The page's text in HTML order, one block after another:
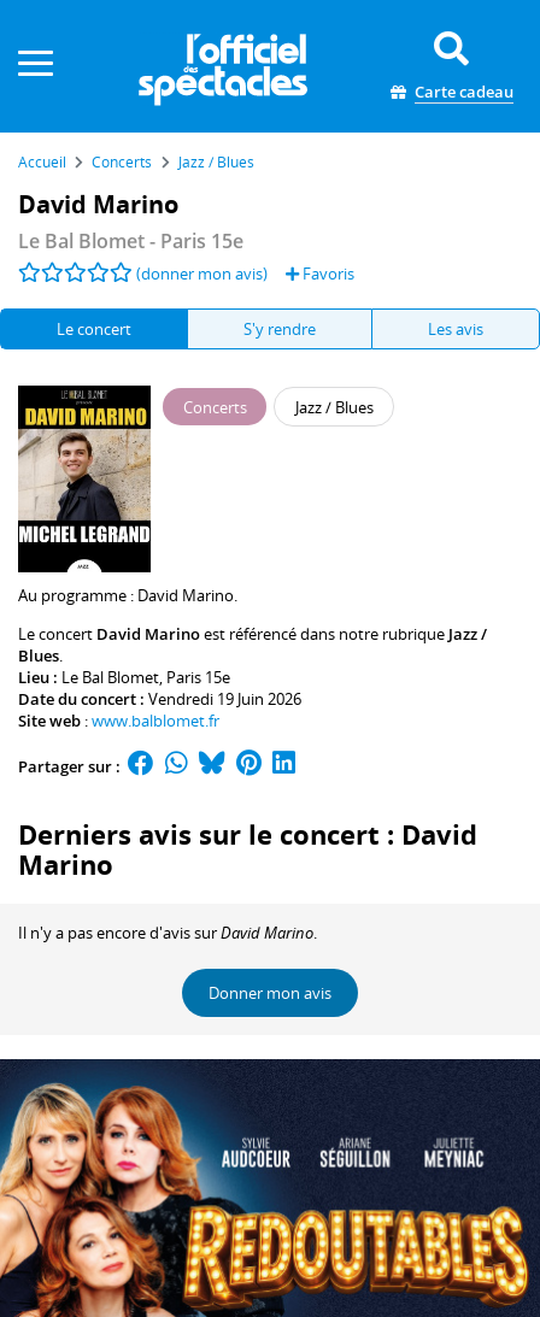
Carte cadeau
Accueil Concerts Jazz / Blues
David Marino
Le Bal Blomet- Paris 15e
(donner mon avis) Favoris
Le concert S'y rendre Les avis
Concerts Jazz / Blues
Au programme : David Marino.
Le concert David Marinoest référencé dans notre rubrique Jazz /
Blues.
Lieu : Le Bal Blomet, Paris 15e
Date du concert : Vendredi 19 Juin 2026
Site web :www.balblomet.fr
Partager sur :
Derniers avis sur le concert : David
Marino
Il n'y a pas encore d'avis surDavid Marino.
Donner mon avis